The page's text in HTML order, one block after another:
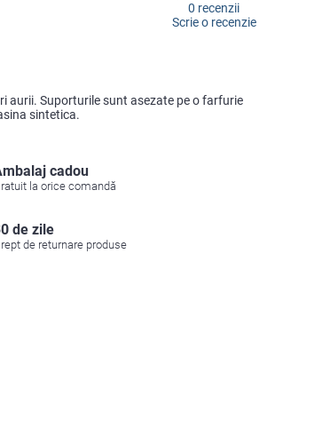
0 recenzii
Scrie o recenzie
aurii. Suporturile sunt asezate pe o farfurie
sintetica.
cadou
la orice comandă
de zile
de returnare produse